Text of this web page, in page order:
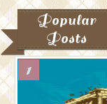
Popular
Posts